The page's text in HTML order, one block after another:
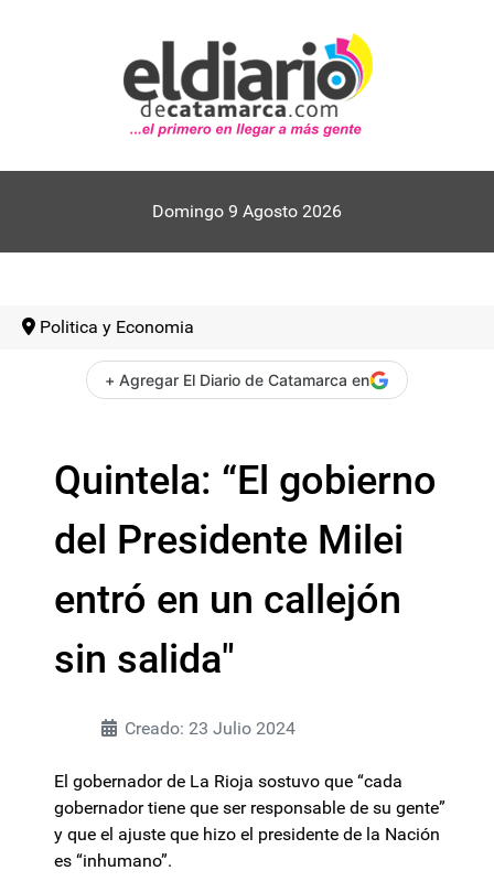
Domingo 9 Agosto 2026
Politica y Economia
+ Agregar El Diario de Catamarca en
Quintela: “El gobierno
del Presidente Milei
entró en un callejón
sin salida"
Creado: 23 Julio 2024
El gobernador de La Rioja sostuvo que “cada
gobernador tiene que ser responsable de su gente”
y que el ajuste que hizo el presidente de la Nación
es “inhumano”.